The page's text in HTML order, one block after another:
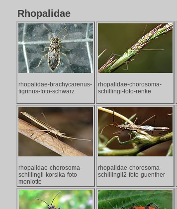
Rhopalidae
rhopalidae-brachycarenus-
tigrinus-foto-schwarz
rhopalidae-chorosoma-
schillingi-foto-renke
rhopalidae-chorosoma-
schillingii-korsika-foto-
moniotte
rhopalidae-chorosoma-
schillingii2-foto-guenther